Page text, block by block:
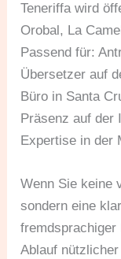
Teneriffa wird
Orobal, La
Passend für:
Übersetzer auf
Büro in Santa
Präsenz auf der
Expertise in der
Wenn Sie keine
sondern eine
fremdsprachiger
Ablauf